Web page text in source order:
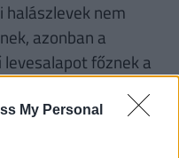
My Personal
halászlevek nem
azonban a
főznek a